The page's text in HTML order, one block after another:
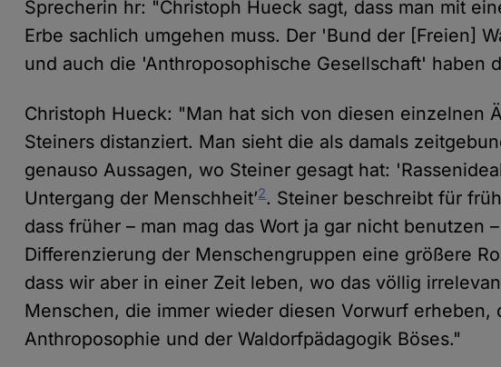
Sprecherin hr: "Christoph Hueck sagt, dass man mit
Erbe sachlich umgehen muss. Der 'Bund der [Freien]
und auch die 'Anthroposophische Gesellschaft' haben
Christoph Hueck: "Man hat sich von diesen einzelnen
Steiners distanziert. Man sieht die als damals
genauso Aussagen, wo Steiner gesagt hat:
Untergang der Menschheit’2. Steiner beschreibt für
dass früher – man mag das Wort ja gar nicht benutzen
Differenzierung der Menschengruppen eine größere
dass wir aber in einer Zeit leben, wo das völlig
Menschen, die immer wieder diesen Vorwurf erheben,
Anthroposophie und der Waldorfpädagogik Böses."